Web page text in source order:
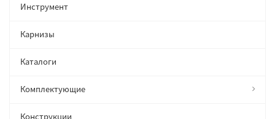
Инструмент
Карнизы
Каталоги
Комплектующие
Конструкции